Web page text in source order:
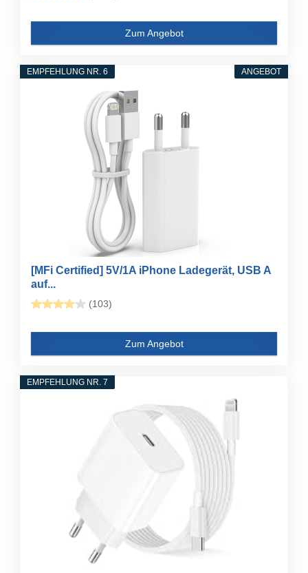
Zum Angebot
ANGEBOT
EMPFEHLUNG NR. 6
[MFi Certified] 5V/1A iPhone Ladegerät, USB A
auf...
(103)
Zum Angebot
EMPFEHLUNG NR. 7